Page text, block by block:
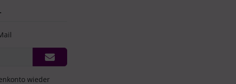
wieder